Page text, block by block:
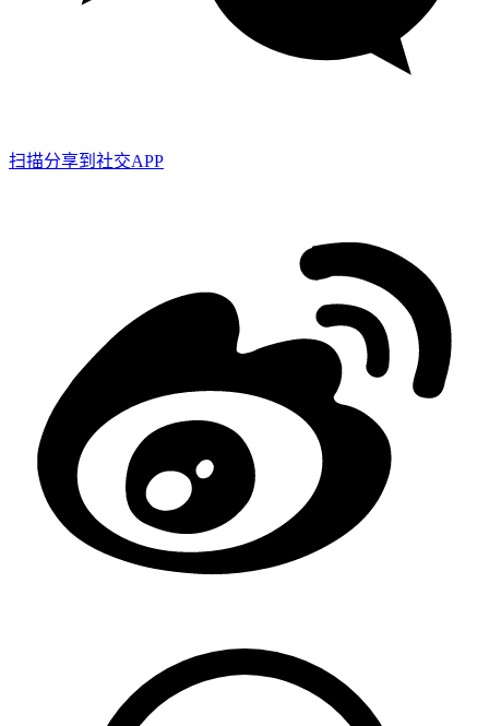
扫描分享到社交APP